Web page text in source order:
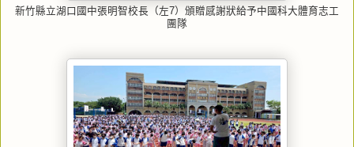
新竹縣立湖口國中張明智校長（左7）頒贈感謝狀給予中國科大體育志工
團隊